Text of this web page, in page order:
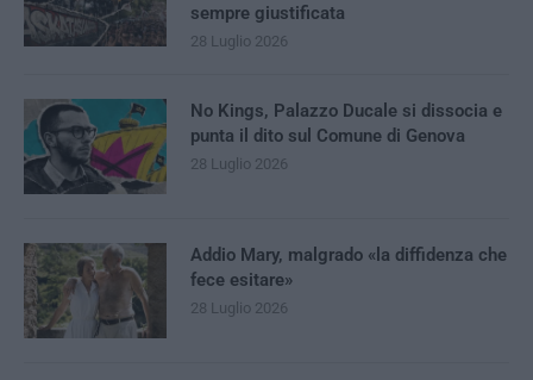
sempre giustificata
28 Luglio 2026
No Kings, Palazzo Ducale si dissocia e
punta il dito sul Comune di Genova
28 Luglio 2026
Addio Mary, malgrado «la diffidenza che
fece esitare»
28 Luglio 2026